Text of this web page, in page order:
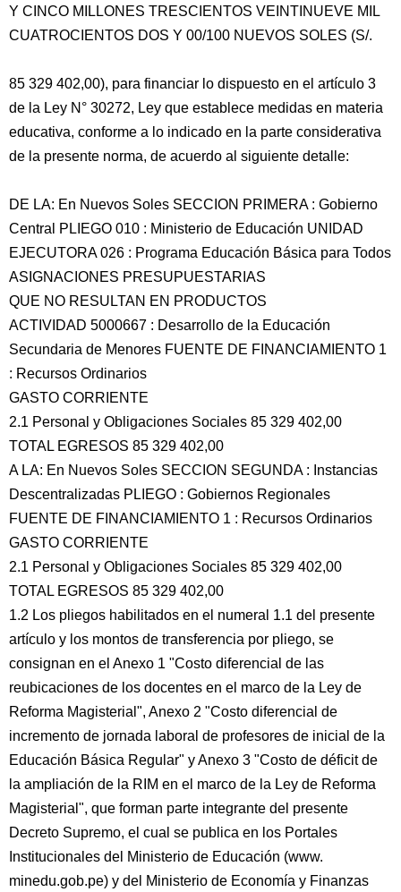
Y CINCO MILLONES TRESCIENTOS VEINTINUEVE MIL
CUATROCIENTOS DOS Y 00/100 NUEVOS SOLES (S/.
85 329 402,00), para financiar lo dispuesto en el artículo 3
de la Ley N° 30272, Ley que establece medidas en materia
educativa, conforme a lo indicado en la parte considerativa
de la presente norma, de acuerdo al siguiente detalle:
DE LA: En Nuevos Soles SECCION PRIMERA : Gobierno
Central PLIEGO 010 : Ministerio de Educación UNIDAD
EJECUTORA 026 : Programa Educación Básica para Todos
ASIGNACIONES PRESUPUESTARIAS
QUE NO RESULTAN EN PRODUCTOS
ACTIVIDAD 5000667 : Desarrollo de la Educación
Secundaria de Menores FUENTE DE FINANCIAMIENTO 1
: Recursos Ordinarios
GASTO CORRIENTE
2.1 Personal y Obligaciones Sociales 85 329 402,00
TOTAL EGRESOS 85 329 402,00
A LA: En Nuevos Soles SECCION SEGUNDA : Instancias
Descentralizadas PLIEGO : Gobiernos Regionales
FUENTE DE FINANCIAMIENTO 1 : Recursos Ordinarios
GASTO CORRIENTE
2.1 Personal y Obligaciones Sociales 85 329 402,00
TOTAL EGRESOS 85 329 402,00
1.2 Los pliegos habilitados en el numeral 1.1 del presente
artículo y los montos de transferencia por pliego, se
consignan en el Anexo 1 "Costo diferencial de las
reubicaciones de los docentes en el marco de la Ley de
Reforma Magisterial", Anexo 2 "Costo diferencial de
incremento de jornada laboral de profesores de inicial de la
Educación Básica Regular" y Anexo 3 "Costo de déficit de
la ampliación de la RIM en el marco de la Ley de Reforma
Magisterial", que forman parte integrante del presente
Decreto Supremo, el cual se publica en los Portales
Institucionales del Ministerio de Educación (www.
minedu.gob.pe) y del Ministerio de Economía y Finanzas